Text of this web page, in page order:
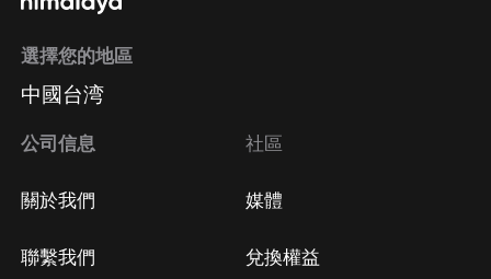
選擇您的地區
中國台湾
公司信息
關於我們
聯繫我們
社區
媒體
兌換權益